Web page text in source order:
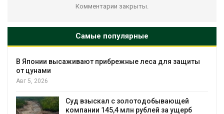
Комментарии закрыты.
Самые популярные
леса для защиты
млн рублей за ущерб
Минприроды
Спасённые от